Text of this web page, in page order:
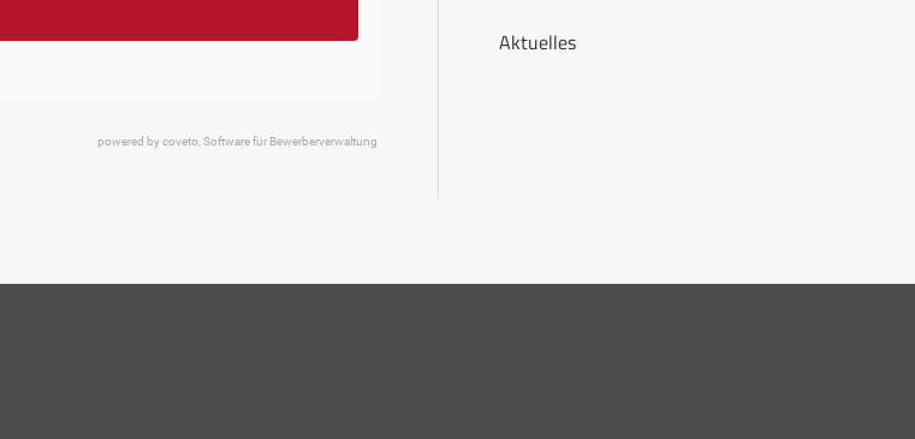
powered by coveto, Software für Bewerberverwaltung
Aktuelles